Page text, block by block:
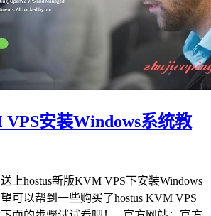
VPS安装Windows系统教
上hostus新版KVM VPS下安装Windows
可以帮到一些购买了hostus KVM VPS